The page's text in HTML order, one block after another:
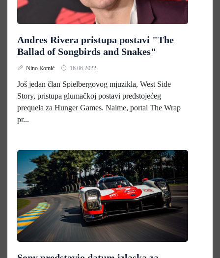
Andres Rivera pristupa postavi "The
Ballad of Songbirds and Snakes"
Nino Romić 16.06.2022.
Još jedan član Spielbergovog mjuzikla, West Side
Story, pristupa glumačkoj postavi predstojećeg
prequela za Hunger Games. Naime, portal The Wrap
pr...